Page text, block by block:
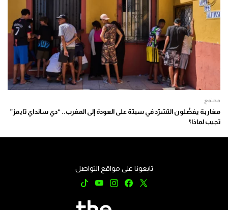
مجتمع
مغاربة يفضّلون التشرّد في سبتة على العودة إلى المغرب.. “دي سانداي تايمز”
تجيب لماذا؟
تابعونا على مواقع التواصل